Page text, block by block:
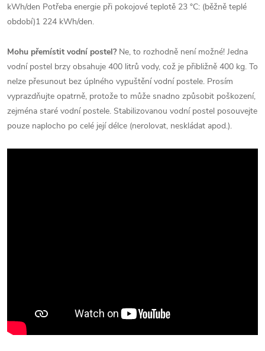
kWh/den Potřeba energie při pokojové teplotě 23 °C: (běžně teplé
období)1 224 kWh/den.
Mohu přemístit vodní postel?Ne, to rozhodně není možné! Jedna
vodní postel brzy obsahuje 400 litrů vody, což je přibližně 400 kg. To
nelze přesunout bez úplného vypuštění vodní postele. Prosím
vyprazdňujte opatrně, protože to může snadno způsobit poškození,
zejména staré vodní postele. Stabilizovanou vodní postel posouvejte
pouze naplocho po celé její délce (nerolovat, neskládat apod.).